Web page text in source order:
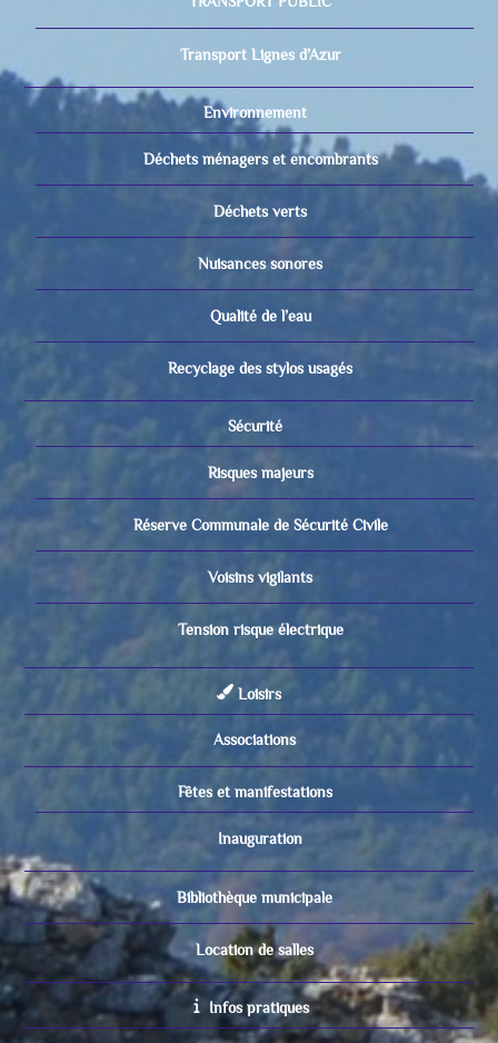
Transport Lignes d’Azur
Environnement
Déchets ménagers et encombrants
Déchets verts
Nuisances sonores
Qualité de l’eau
Recyclage des stylos usagés
Sécurité
Risques majeurs
Réserve Communale de Sécurité Civile
Voisins vigilants
Tension risque électrique
Loisirs
Associations
Fêtes et manifestations
Inauguration
Bibliothèque municipale
Location de salles
Infos pratiques